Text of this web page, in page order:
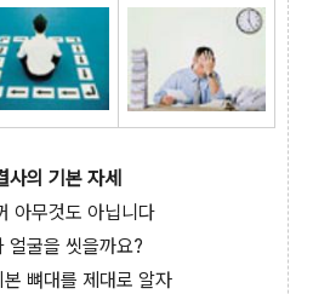
의 기본 자세
아무것도 아닙니다
얼굴을 씻을까요?
뼈대를 제대로 알자